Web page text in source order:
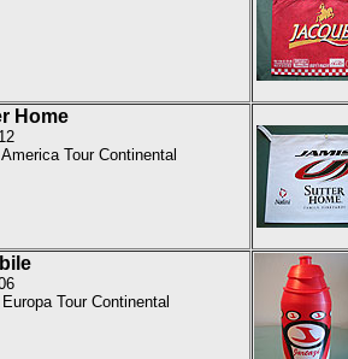
Home
Tour Continental
Tour Continental